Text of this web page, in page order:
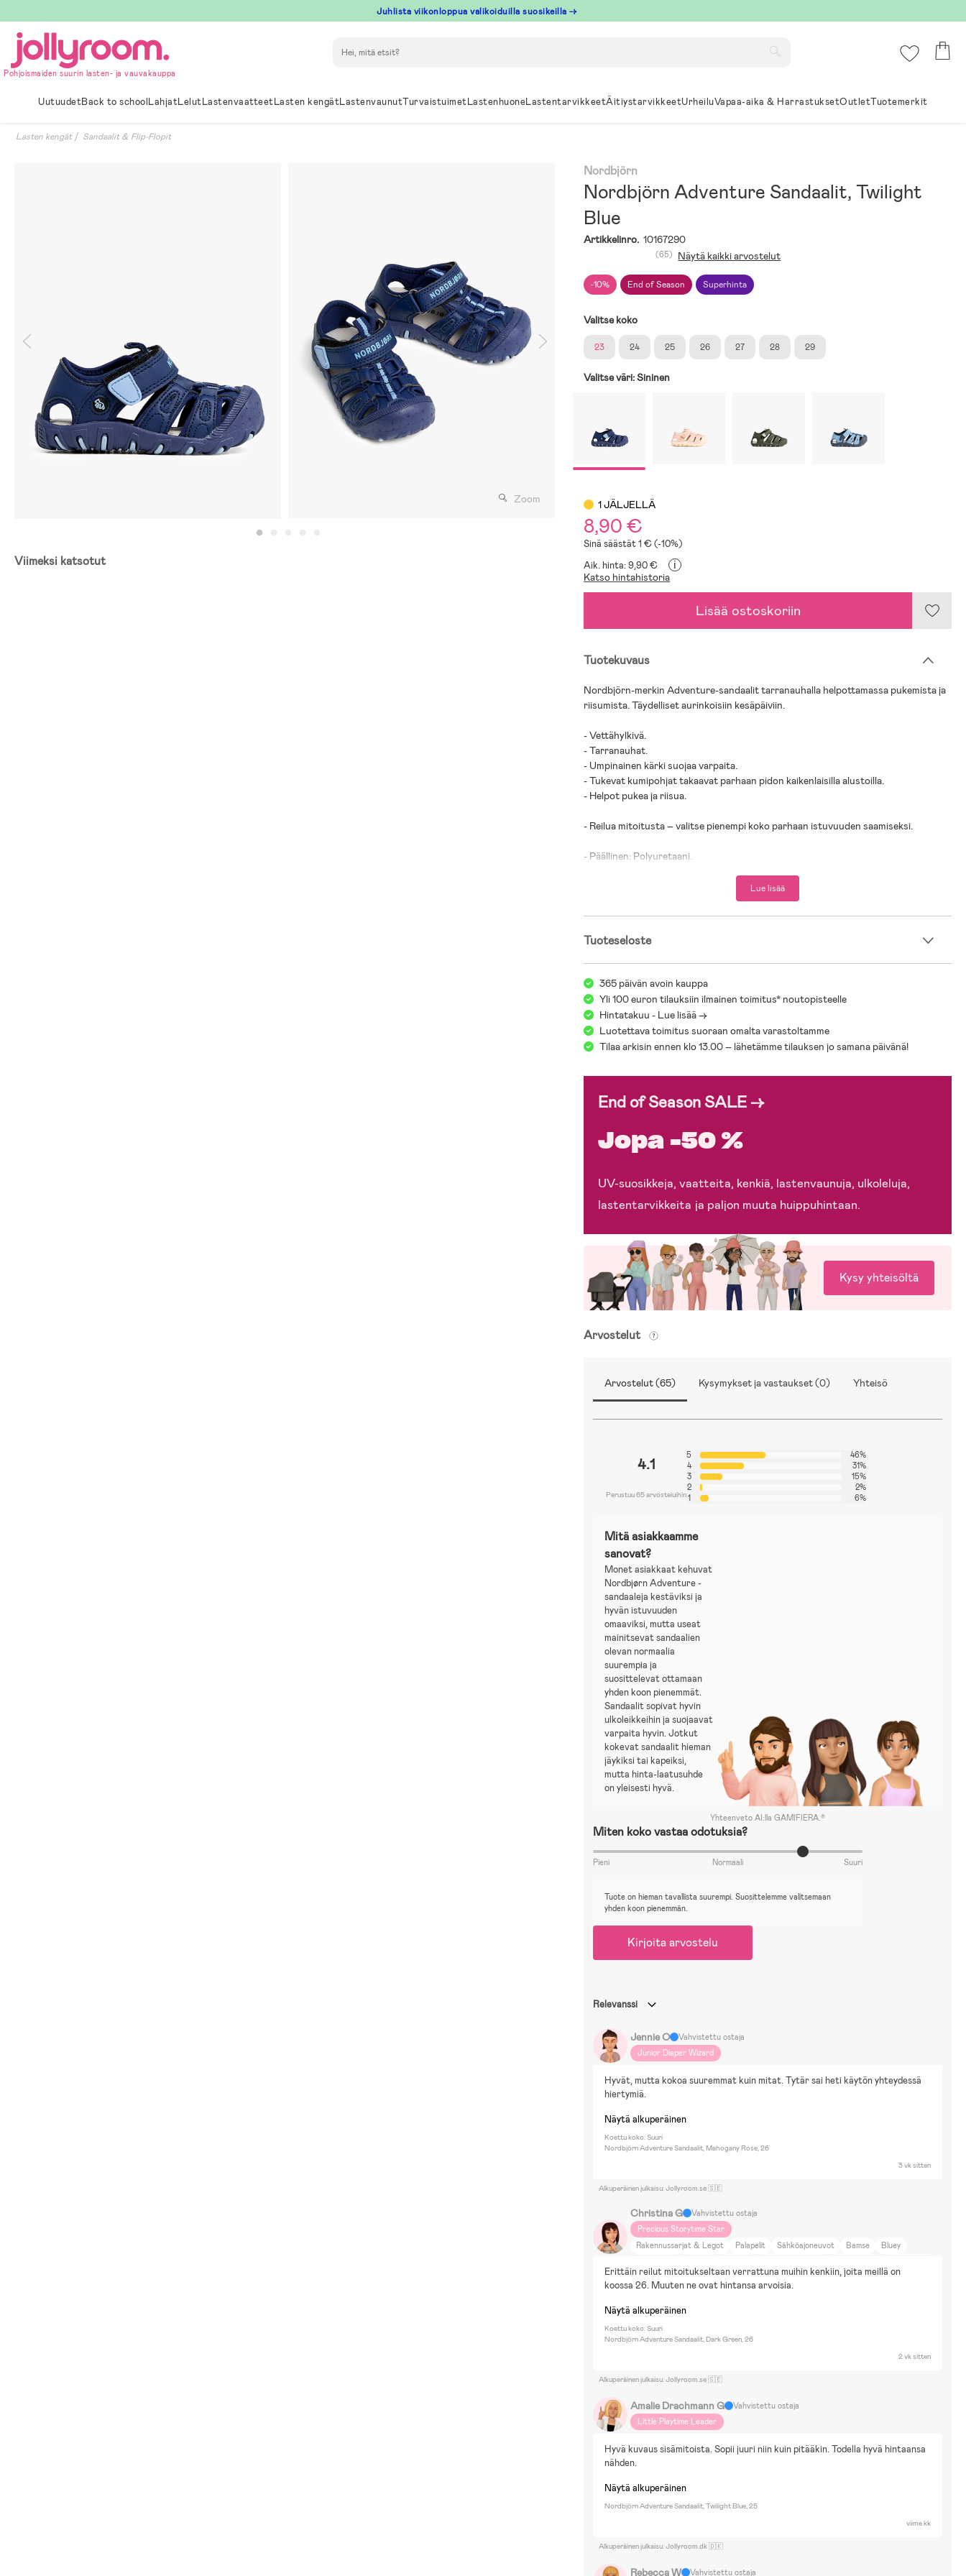
till
innehållet
Juhlista viikonloppua valikoiduilla suosikeilla →
Pohjoismaiden suurin lasten- ja vauvakauppa
UutuudetBack to schoolLahjatLelutLastenvaatteetLasten kengätLastenvaunutTurvaistuimetLastenhuoneLastentarvikkeetÄitiystarvikkeetUrheiluVapaa-aika & HarrastuksetOutletTuotemerkit
Lasten kengät Sandaalit & Flip-Flopit
Zoom
Viimeksi katsotut
Nordbjörn
Nordbjörn Adventure Sandaalit, Twilight
Blue
Artikkelinro. 10167290
-10% End of Season Superhinta
(65) Näytä kaikki arvostelut
Valitse koko
23 24 25 26 27 28 29
Valitse väri:Sininen
1 JÄLJELLÄ
8,90 €
Sinä säästät 1 € (-10%)
Aik. hinta: 9,90 €
i
Katso hintahistoria
Lisää ostoskoriin
Tuotekuvaus
Nordbjörn-merkin Adventure-sandaalit tarranauhalla helpottamassa pukemista ja
riisumista. Täydelliset aurinkoisiin kesäpäiviin.
- Vettähylkivä.
- Tarranauhat.
- Umpinainen kärki suojaa varpaita.
- Tukevat kumipohjat takaavat parhaan pidon kaikenlaisilla alustoilla.
- Helpot pukea ja riisua.
- Reilua mitoitusta – valitse pienempi koko parhaan istuvuuden saamiseksi.
- Päällinen: Polyuretaani.
Lue lisää
Tuoteseloste
365 päivän avoin kauppa
Yli 100 euron tilauksiin ilmainen toimitus* noutopisteelle
Hintatakuu - Lue lisää ->
Luotettava toimitus suoraan omalta varastoltamme
Tilaa arkisin ennen klo 13.00 – lähetämme tilauksen jo samana päivänä!
End of Season SALE →
Jopa -50 %
UV-suosikkeja, vaatteita, kenkiä, lastenvaunuja, ulkoleluja,
lastentarvikkeita ja paljon muuta huippuhintaan.
Kysy yhteisöltä
Arvostelut
Arvostelut (65) Kysymykset ja vastaukset (0) Yhteisö
4.1
Perustuu 65 arvosteluihin
5
46%
4
31%
3
15%
2
2%
1
6%
Mitä asiakkaamme
sanovat?
Monet asiakkaat kehuvat
Nordbjørn Adventure -
sandaaleja kestäviksi ja
hyvän istuvuuden
omaaviksi, mutta useat
mainitsevat sandaalien
olevan normaalia
suurempia ja
suosittelevat ottamaan
yhden koon pienemmät.
Sandaalit sopivat hyvin
ulkoleikkeihin ja suojaavat
varpaita hyvin. Jotkut
kokevat sandaalit hieman
jäykiksi tai kapeiksi,
mutta hinta-laatusuhde
on yleisesti hyvä.
Yhteenveto AI:lla GAMIFIERA.®
Miten koko vastaa odotuksia?
Pieni Normaali Suuri
Tuote on hieman tavallista suurempi. Suosittelemme valitsemaan
yhden koon pienemmän.
Kirjoita arvostelu
Relevanssi
Jennie O
Vahvistettu ostaja
Junior Diaper Wizard
Hyvät, mutta kokoa suuremmat kuin mitat. Tytär sai heti käytön yhteydessä
hiertymiä.
Näytä alkuperäinen
Koettu koko: Suuri
Nordbjörn Adventure Sandaalit, Mahogany Rose, 26
3 vk sitten
Alkuperäinen julkaisu: Jollyroom.se 🇸🇪
Christina G
Vahvistettu ostaja
Precious Storytime Star
Rakennussarjat & Legot
Palapelit Sähköajoneuvot Bamse
Bluey
Disney Spiderman
Marvel Spider-Man Kerrostalo Kävelen
DIY-projektit
Erittäin reilut mitoitukseltaan verrattuna muihin kenkiin, joita meillä on
koossa 26. Muuten ne ovat hintansa arvoisia.
Näytä alkuperäinen
Koettu koko: Suuri
Nordbjörn Adventure Sandaalit, Dark Green, 26
2 vk sitten
Alkuperäinen julkaisu: Jollyroom.se 🇸🇪
Amalie Drachmann G
Vahvistettu ostaja
Little Playtime Leader
Hyvä kuvaus sisämitoista. Sopii juuri niin kuin pitääkin. Todella hyvä hintaansa
nähden.
Näytä alkuperäinen
Nordbjörn Adventure Sandaalit, Twilight Blue, 25
viime kk
Alkuperäinen julkaisu: Jollyroom.dk 🇩🇰
Rebecca W Vahvistettu ostaja